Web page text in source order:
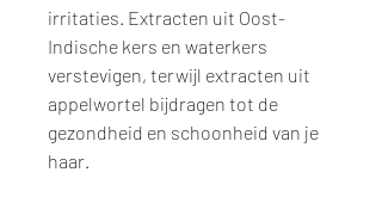
irritaties. Extracten uit Oost-
Indische kers en waterkers
verstevigen, terwijl extracten uit
appelwortel bijdragen tot de
gezondheid en schoonheid van je
haar.